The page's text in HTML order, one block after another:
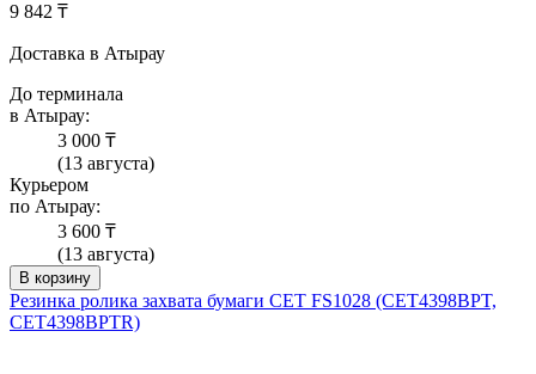
9 842 ₸
Доставка в Атырау
До терминала
в Атырау:
3 000 ₸
(13 августа)
Курьером
по Атырау:
3 600 ₸
(13 августа)
В корзину
Резинка ролика захвата бумаги CET FS1028 (CET4398BPT,
CET4398BPTR)